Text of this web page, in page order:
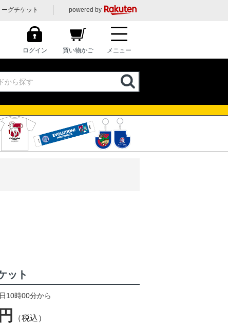
ーグチケット powered by
ログイン 買い物かご メニュー
ット
10時00分から
（税込）